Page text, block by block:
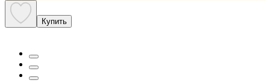
Купить